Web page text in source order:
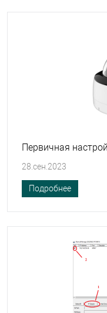
Первичная
28.сен.2023
Подробнее